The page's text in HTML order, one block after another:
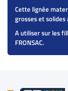
Cette lignée
grosses et solides
A utiliser sur les
FRONSAC.